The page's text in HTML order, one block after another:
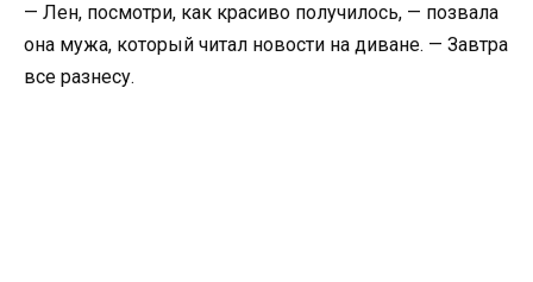
— Лен, посмотри, как красиво получилось, — позвала
она мужа, который читал новости на диване. — Завтра
все разнесу.